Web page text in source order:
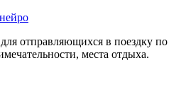
отправляющихся в поездку по
места отдыха.